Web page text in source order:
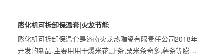
卸保温产品,高端管道保温套隔热夹层材料是“纳米复合绝热
毡”HLGX-853 .....
膨化机可拆卸保温套|火龙节能
膨化机可拆卸保温套是济南火龙热陶瓷有限责任公司2018年
开发的新品,主要用用于爆米花,虾条,栗米条奇多,薯条等膨化